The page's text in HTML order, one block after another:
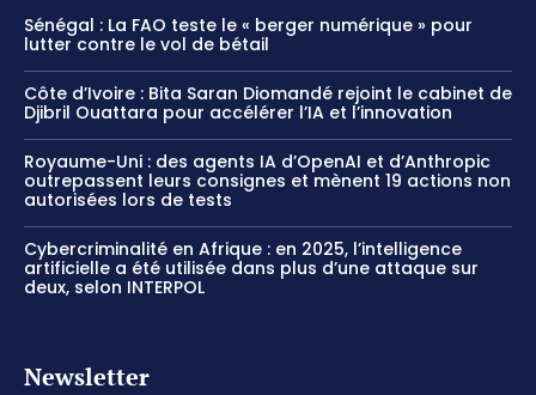
Sénégal : La FAO teste le « berger numérique » pour
lutter contre le vol de bétail
Côte d’Ivoire : Bita Saran Diomandé rejoint le cabinet de
Djibril Ouattara pour accélérer l’IA et l’innovation
Royaume-Uni : des agents IA d’OpenAI et d’Anthropic
outrepassent leurs consignes et mènent 19 actions non
autorisées lors de tests
Cybercriminalité en Afrique : en 2025, l’intelligence
artificielle a été utilisée dans plus d’une attaque sur
deux, selon INTERPOL
Newsletter